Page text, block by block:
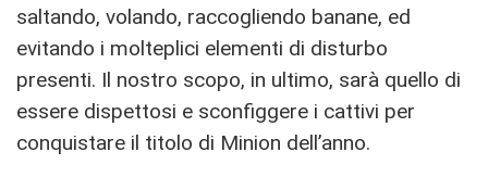
saltando, volando, raccogliendo banane, ed
evitando i molteplici elementi di disturbo
presenti. Il nostro scopo, in ultimo, sarà quello di
essere dispettosi e sconfiggere i cattivi per
conquistare il titolo di Minion dell’anno.